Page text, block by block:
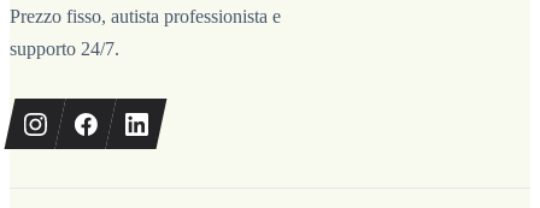
Prezzo fisso, autista professionista e
supporto 24/7.